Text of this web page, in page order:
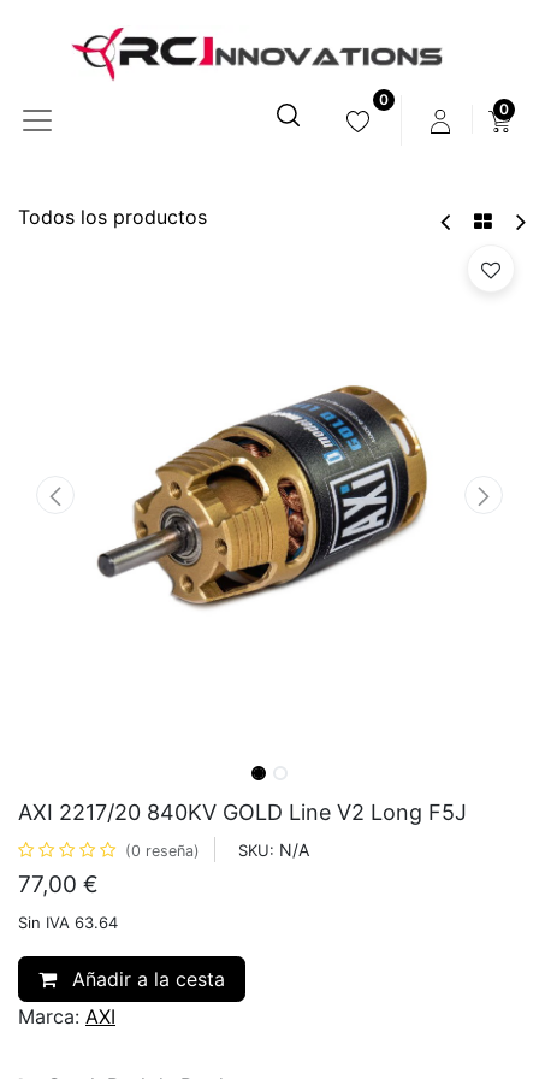
0
0
Todos los productos
AXI 2217/20 840KV GOLD Line V2 Long F5J
(0 reseña) SKU: N/A
77,00 €
Sin IVA 63.64
Añadir a la cesta
Marca: AXI